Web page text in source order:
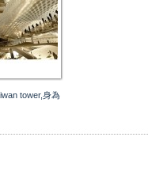
tower,身為